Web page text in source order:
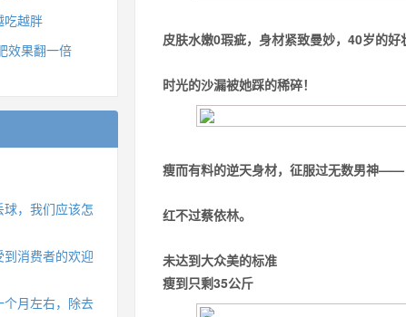
皮肤水嫩0瑕疵，身材紧致曼妙， 40岁的好
时光的沙漏被她踩的稀碎！
瘦而有料的逆天身材，征服过无数男神——
红不过蔡依林。
未达到大众美的标准
瘦到只剩35公斤
吃越胖
效果翻一倍
，我们应该怎么练?
消费者的欢迎
月左右，除去了手臂拜拜肉，背也变薄了